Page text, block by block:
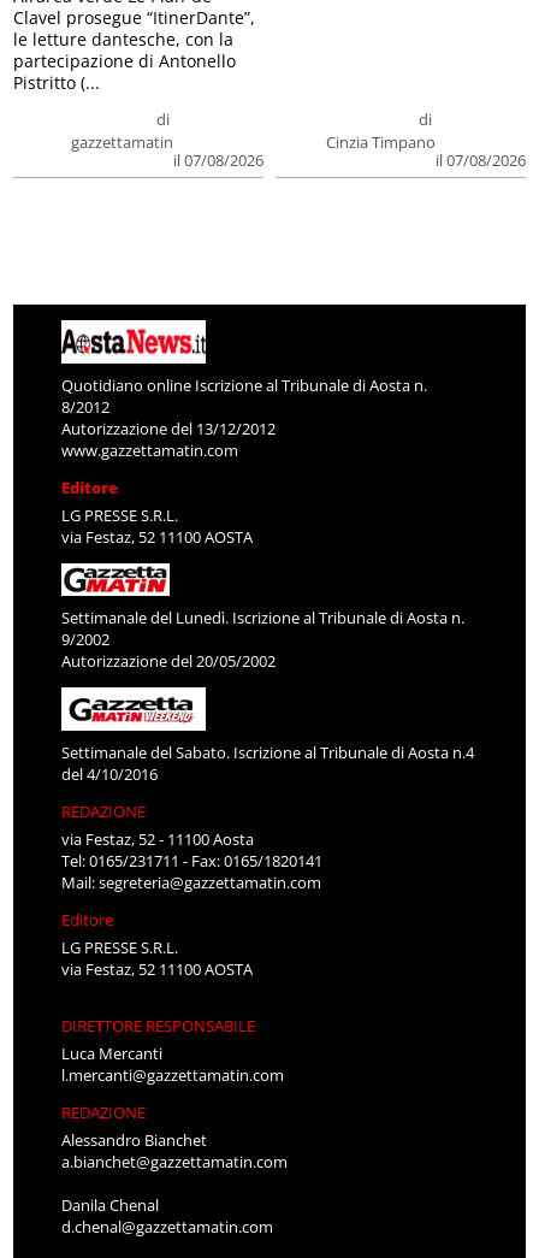
di
gazzettamatin
il 07/08/2026
Clavel prosegue “ItinerDante”,
le letture dantesche, con la
partecipazione di Antonello
Pistritto (...
di
Cinzia Timpano
il 07/08/2026
Quotidiano online Iscrizione al Tribunale di Aosta n.
8/2012
Autorizzazione del 13/12/2012
www.gazzettamatin.com
Editore
LG PRESSE S.R.L.
via Festaz, 52 11100 AOSTA
Settimanale del Lunedì. Iscrizione al Tribunale di Aosta n.
9/2002
Autorizzazione del 20/05/2002
Settimanale del Sabato. Iscrizione al Tribunale di Aosta n.4
del 4/10/2016
REDAZIONE
via Festaz, 52 - 11100 Aosta
Tel: 0165/231711 - Fax: 0165/1820141
Mail:segreteria@gazzettamatin.com
Editore
LG PRESSE S.R.L.
via Festaz, 52 11100 AOSTA
DIRETTORE RESPONSABILE
Luca Mercanti
l.mercanti@gazzettamatin.com
REDAZIONE
Alessandro Bianchet
a.bianchet@gazzettamatin.com
Danila Chenal
d.chenal@gazzettamatin.com